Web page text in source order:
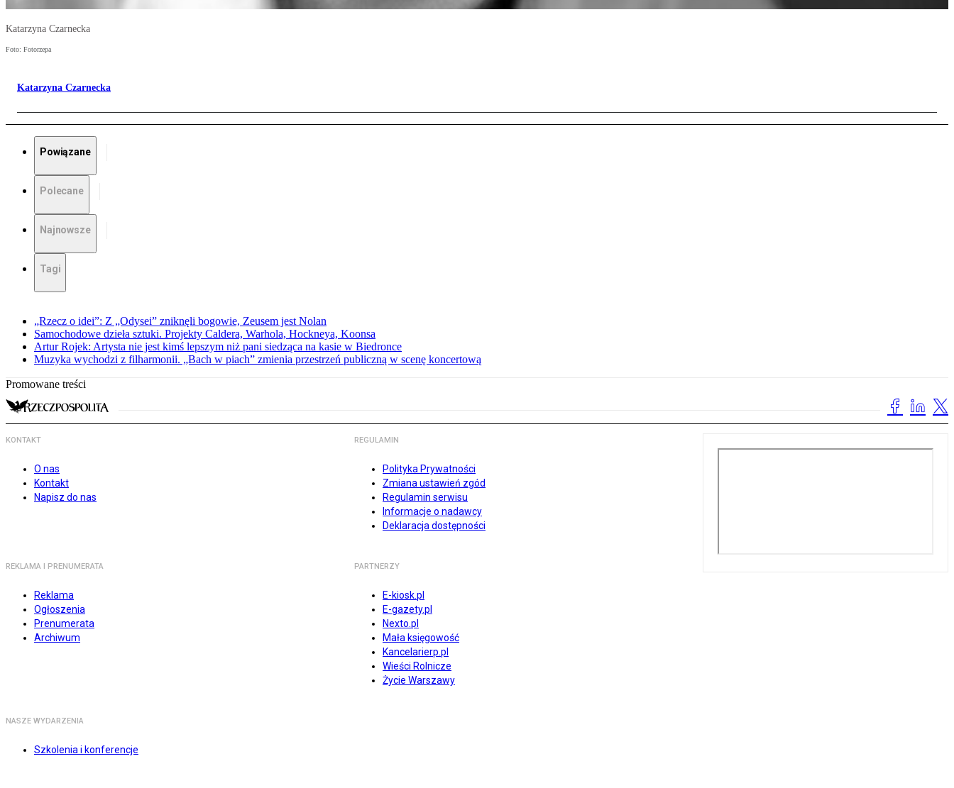
Katarzyna Czarnecka
Foto: Fotorzepa
Katarzyna Czarnecka
Powiązane
Polecane
Najnowsze
Tagi
„Rzecz o idei”: Z „Odysei” zniknęli bogowie, Zeusem jest Nolan
Samochodowe dzieła sztuki. Projekty Caldera, Warhola, Hockneya, Koonsa
Artur Rojek: Artysta nie jest kimś lepszym niż pani siedząca na kasie w Biedronce
Muzyka wychodzi z filharmonii. „Bach w piach” zmienia przestrzeń publiczną w scenę koncertową
Promowane treści
KONTAKT
O nas
Kontakt
Napisz do nas
REGULAMIN
Polityka Prywatności
Zmiana ustawień zgód
Regulamin serwisu
Informacje o nadawcy
Deklaracja dostępności
REKLAMA I PRENUMERATA
Reklama
Ogłoszenia
Prenumerata
Archiwum
PARTNERZY
E-kiosk.pl
E-gazety.pl
Nexto.pl
Mała księgowość
Kancelarierp.pl
Wieści Rolnicze
Życie Warszawy
NASZE WYDARZENIA
Szkolenia i konferencje